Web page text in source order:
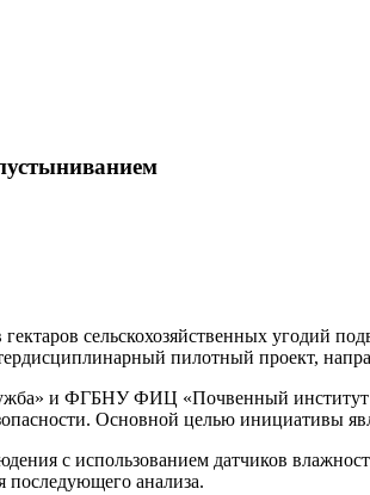
сельскохозяйственных угодий
пилотный проект,
и ФГБНУ ФИЦ «Почвенный институт
Основной целью инициативы
с использованием датчиков
анализа.